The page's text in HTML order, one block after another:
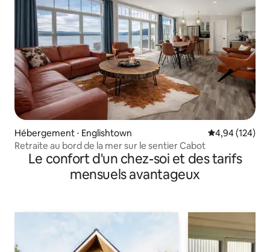
Hébergement ⋅ Englishtown Évaluation
4,94 (124)
Retraite au bord de la mer sur le sentier Cabot
Le confort d'un chez-soi et des tarifs
mensuels avantageux